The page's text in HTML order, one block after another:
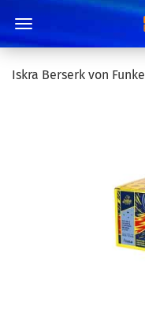
Iskra Berserk von Funke